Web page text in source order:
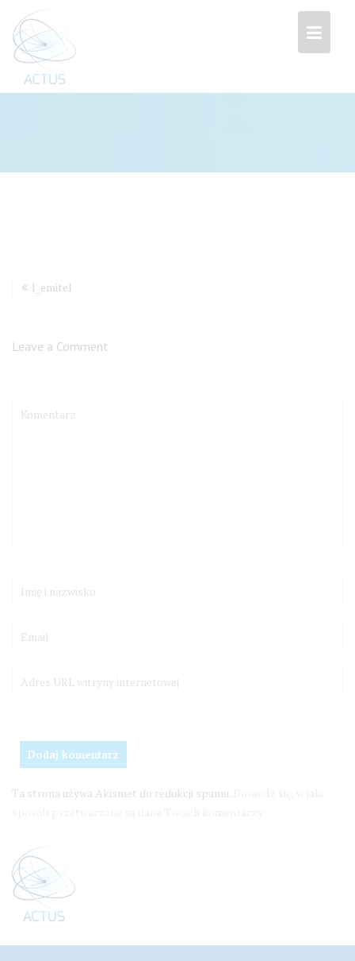
Przejdź
treści
Nawigacja
wpisu
l_emitel
Leave a Comment
Ta strona używa Akismet do redukcji spamu.